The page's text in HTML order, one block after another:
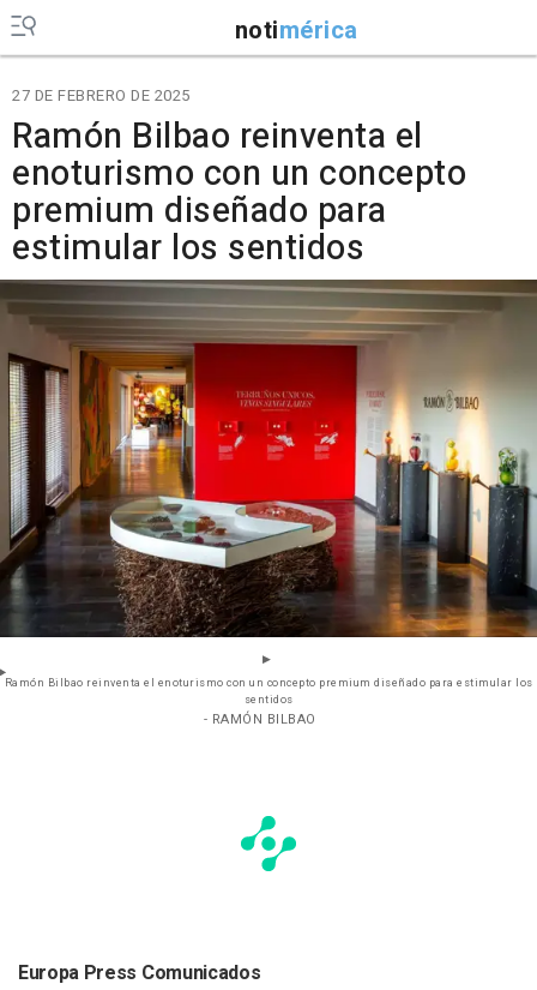
notimérica
27 DE FEBRERO DE 2025
Ramón Bilbao reinventa el
enoturismo con un concepto
premium diseñado para
estimular los sentidos
Ramón Bilbao reinventa el enoturismo con un concepto premium diseñado para estimular los
sentidos
- RAMÓN BILBAO
Europa Press Comunicados